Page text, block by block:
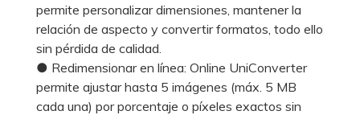
permite personalizar dimensiones, mantener la
relación de aspecto y convertir formatos, todo ello
sin pérdida de calidad.
● Redimensionar en línea: Online UniConverter
permite ajustar hasta 5 imágenes (máx. 5 MB
cada una) por porcentaje o píxeles exactos sin